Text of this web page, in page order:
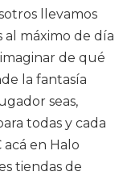
llevamos
máximo de día
de qué
la fantasía
seas,
todas y cada
acá en Halo
tiendas de